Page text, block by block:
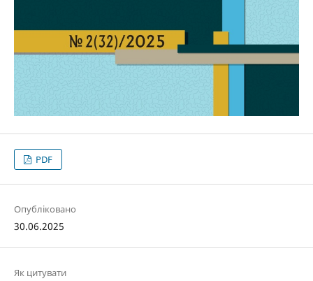
PDF
Опубліковано
30.06.2025
Як цитувати